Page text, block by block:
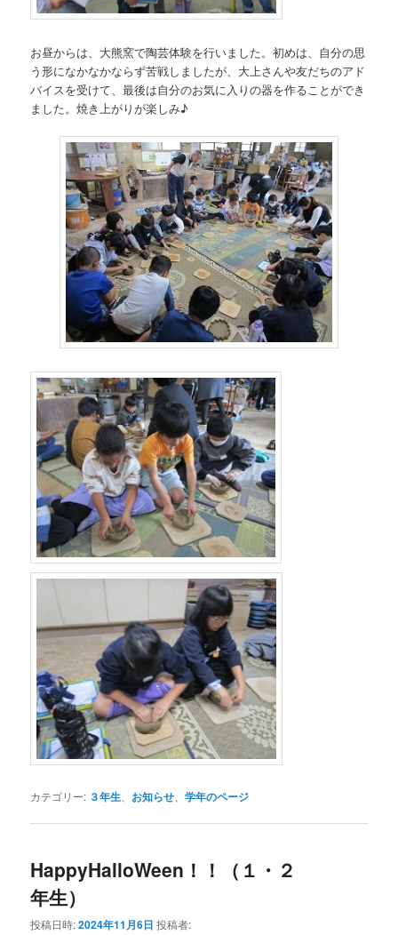
お昼からは、大熊窯で陶芸体験を行いました。初めは、自分の思
う形になかなかならず苦戦しましたが、大上さんや友だちのアド
バイスを受けて、最後は自分のお気に入りの器を作ることができ
ました。焼き上がりが楽しみ♪
カテゴリー: ３年生 お知らせ 、学年のページ
HappyHalloWeen！！（１・２
年生）
投稿日時:2024年11月6日 投稿者: